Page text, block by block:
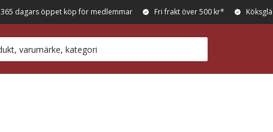
365 dagars öppet köp för medlemmar Fri frakt över 500 kr*